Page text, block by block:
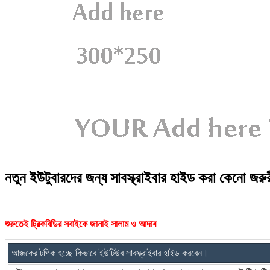
নতুন ইউটুবারদের জন্য সাবস্ক্রাইবার হাইড করা কেনো
শুরুতেই ট্রিকবিডির সবাইকে জানাই সালাম ও আদাব
আজকের টপিক হচ্ছে কিভাবে ইউটিউব সাবস্ক্রাইবার হাইড করবেন।